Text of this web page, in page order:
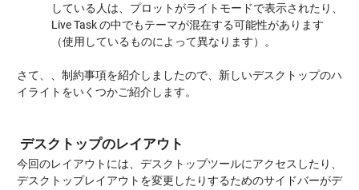
している人は、プロットがライトモードで表示されたり、
Live Task の中でもテーマが混在する可能性があります
（使用しているものによって異なります）。
さて、、制約事項を紹介しましたので、新しいデスクトップのハ
イライトをいくつかご紹介します。
デスクトップのレイアウト
今回のレイアウトには、デスクトップツールにアクセスしたり、
デスクトップレイアウトを変更したりするためのサイドバーがデ